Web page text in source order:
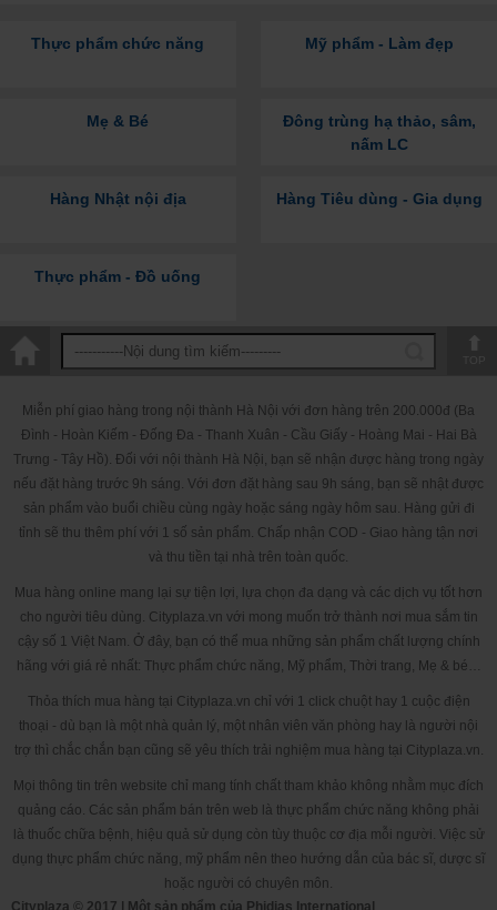
Thực phẩm chức năng Mỹ phẩm - Làm đẹp
Mẹ & Bé
Đông trùng hạ thảo, sâm,
nấm LC
Hàng Nhật nội địa Hàng Tiêu dùng - Gia dụng
Thực phẩm - Đồ uống
Miễn phí giao hàng trong nội thành Hà Nội với đơn hàng trên 200.000đ (Ba
Đình - Hoàn Kiếm - Đống Đa - Thanh Xuân - Cầu Giấy - Hoàng Mai - Hai Bà
Trưng - Tây Hồ). Đối với nội thành Hà Nội, bạn sẽ nhận được hàng trong ngày
nếu đặt hàng trước 9h sáng. Với đơn đặt hàng sau 9h sáng, bạn sẽ nhật được
sản phẩm vào buổi chiều cùng ngày hoặc sáng ngày hôm sau. Hàng gửi đi
tỉnh sẽ thu thêm phí với 1 số sản phẩm. Chấp nhận COD - Giao hàng tận nơi
và thu tiền tại nhà trên toàn quốc.
Mua hàng online mang lại sự tiện lợi, lựa chọn đa dạng và các dịch vụ tốt hơn
cho người tiêu dùng. Cityplaza.vn với mong muốn trở thành nơi mua sắm tin
cậy số 1 Việt Nam. Ở đây, bạn có thể mua những sản phẩm chất lượng chính
hãng với giá rẻ nhất: Thực phẩm chức năng, Mỹ phẩm, Thời trang, Mẹ & bé…
Thỏa thích mua hàng tại Cityplaza.vn chỉ với 1 click chuột hay 1 cuộc điện
thoại - dù bạn là một nhà quản lý, một nhân viên văn phòng hay là người nội
trợ thì chắc chắn bạn cũng sẽ yêu thích trải nghiệm mua hàng tại Cityplaza.vn.
Mọi thông tin trên website chỉ mang tính chất tham khảo không nhằm mục đích
quảng cáo. Các sản phẩm bán trên web là thực phẩm chức năng không phải
là thuốc chữa bệnh, hiệu quả sử dụng còn tùy thuộc cơ địa mỗi người. Việc sử
dụng thực phẩm chức năng, mỹ phẩm nên theo hướng dẫn của bác sĩ, dược sĩ
hoặc người có chuyên môn.
Cityplaza © 2017 | Một sản phẩm của Phidias International